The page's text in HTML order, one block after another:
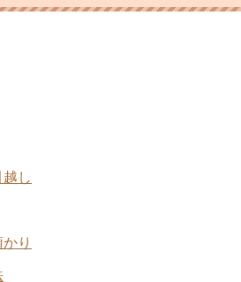
し業者を選ぶときの6つのポイント
るときの5つの注意点
同棲・同居を始めるときに知って
5つのポイント
越業者と地域密着引越業者にはそ
い点がある
し
り